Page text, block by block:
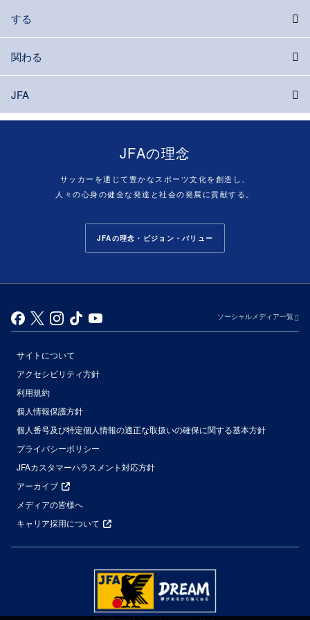
する
関わる
JFA
JFAの理念
サッカーを通じて豊かなスポーツ文化を創造し、
人々の心身の健全な発達と社会の発展に貢献する。
JFAの理念・ビジョン・バリュー
ソーシャルメディア一覧
サイトについて
アクセシビリティ方針
利用規約
個人情報保護方針
個人番号及び特定個人情報の適正な取扱いの確保に関する基本方針
プライバシーポリシー
JFAカスタマーハラスメント対応方針
アーカイブ
メディアの皆様へ
キャリア採用について